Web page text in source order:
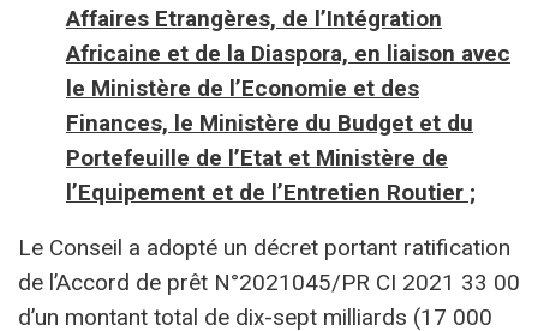
Affaires Etrangères, de l’Intégration
Africaine et de la Diaspora, en liaison avec
le Ministère de l’Economie et des
Finances, le Ministère du Budget et du
Portefeuille de l’Etat et Ministère de
l’Equipement et de l’Entretien Routier ;
Le Conseil a adopté un décret portant ratification
de l’Accord de prêt N°2021045/PR CI 2021 33 00
d’un montant total de dix-sept milliards (17 000